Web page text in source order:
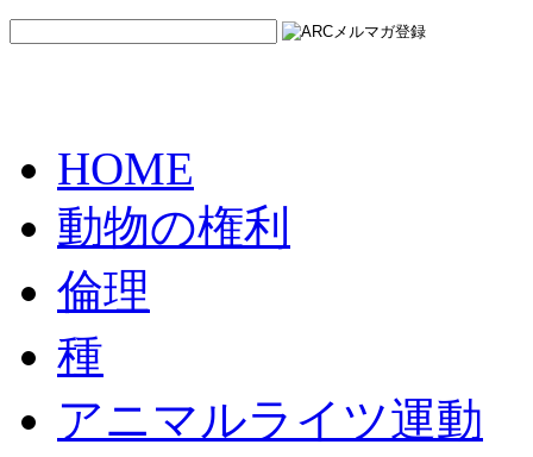
HOME
動物の権利
倫理
種
アニマルライツ運動